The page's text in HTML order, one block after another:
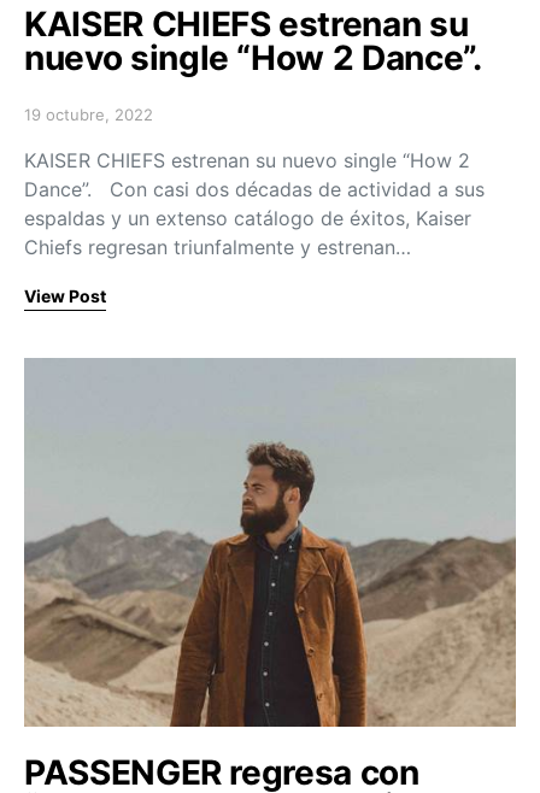
KAISER CHIEFS estrenan su
nuevo single “How 2 Dance”.
Posted on
19 octubre, 2022
KAISER CHIEFS estrenan su nuevo single “How 2
Dance”. Con casi dos décadas de actividad a sus
espaldas y un extenso catálogo de éxitos, Kaiser
Chiefs regresan triunfalmente y estrenan…
View Post
PASSENGER regresa con